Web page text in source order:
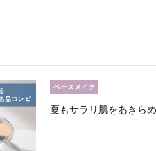
ベースメイク
夏もサラリ肌をあきら